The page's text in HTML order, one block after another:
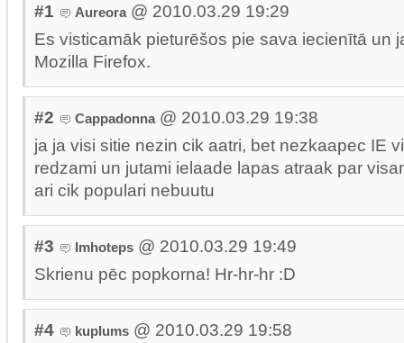
#1 Aureora @ 2010.03.29 19:29
Es visticamāk pieturēšos pie sava iecienītā un
Mozilla Firefox.
#2 Cappadonna @ 2010.03.29 19:38
ja ja visi sitie nezin cik aatri, bet nezkaapec IE
redzami un jutami ielaade lapas atraak par
ari cik populari nebuutu
#3 Imhoteps @ 2010.03.29 19:49
Skrienu pēc popkorna! Hr-hr-hr :D
#4 kuplums @ 2010.03.29 19:58